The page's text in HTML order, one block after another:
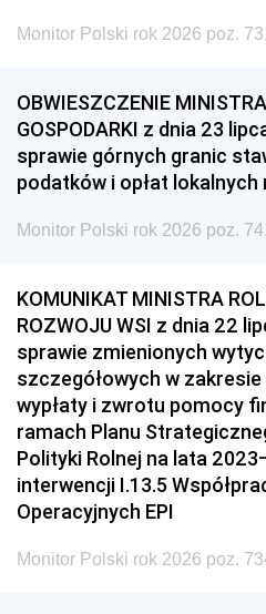
Monitor Polski rok 2026 poz.
OBWIESZCZENIE
GOSPODARKI z dnia 23
sprawie górnych granic
podatków i opłat lokalnych
Monitor Polski rok 2026 poz.
KOMUNIKAT MINISTRA
ROZWOJU WSI z dnia 22
sprawie zmienionych
szczegółowych w
wypłaty i zwrotu pomocy
ramach Planu
Polityki Rolnej na lata
interwencji I.13.5
Operacyjnych EPI
Monitor Polski rok 2026 poz.